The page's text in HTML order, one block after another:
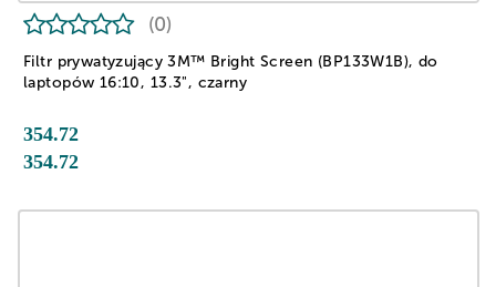
Filtr prywatyzujący 3M™ Bright Screen (BP133W1B), do
laptopów 16:10, 13.3", czarny
(0)
354.72
354.72